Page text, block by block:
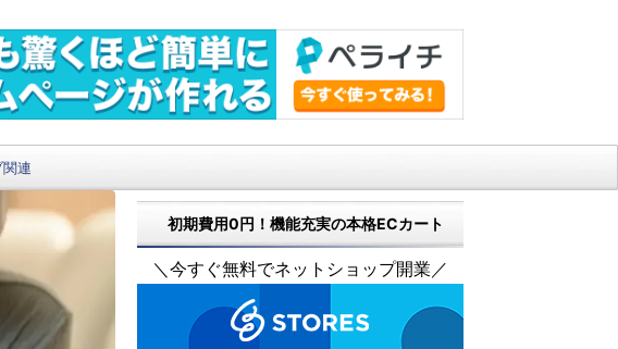
連
初期費用0円！機能充実の本格ECカート
＼今すぐ無料でネットショップ開業／